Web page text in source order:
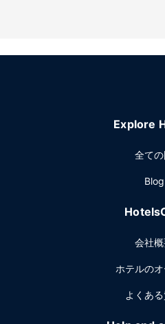
10:30 までお召し上がりいただ
ン、エクスプレス チェックアウ
ス、会議室など総面積 3 平方メ
Explore
全ての
Blog
会社
ホテルの
よくあ